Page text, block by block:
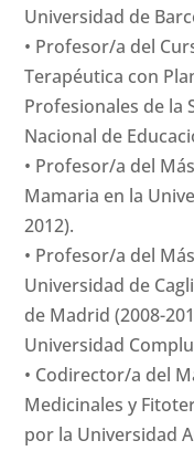
Universidad de
• Profesor/a del
Terapéutica con
Profesionales de la
Nacional de
• Profesor/a del
Mamaria en la
2012).
• Profesor/a del
Universidad de
de Madrid (2008-
Universidad
• Codirector/a del
Medicinales y
por la Universidad